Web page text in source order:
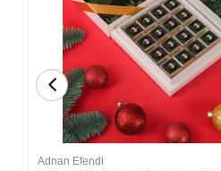
Adnan Efendi